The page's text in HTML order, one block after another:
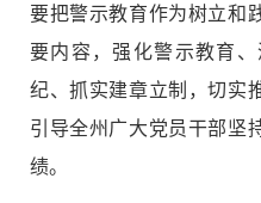
要把警示教育作为树立和
要内容，强化警示教育
纪、抓实建章立制，切实
引导全州广大党员干部坚
绩。